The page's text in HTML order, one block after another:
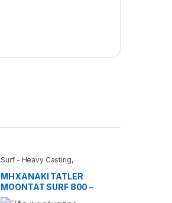
Surf - Heavy Casting,
Μηχανάκια
ΜΗΧΑΝΑΚΙ TATLER
MOONTAT SURF 800 –
15.64.40.085